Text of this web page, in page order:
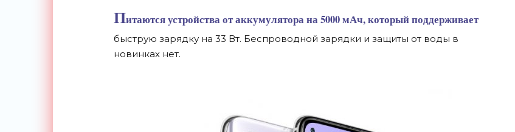
Питаются устройства от аккумулятора на 5000 мАч, который поддерживает
быструю зарядку на 33 Вт. Беспроводной зарядки и защиты от воды в
новинках нет.